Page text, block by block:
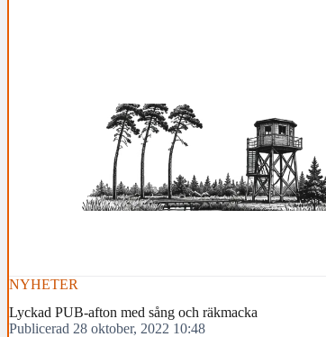
NYHETER
Lyckad PUB-afton med sång och räkmacka
Publicerad 28 oktober, 2022 10:48